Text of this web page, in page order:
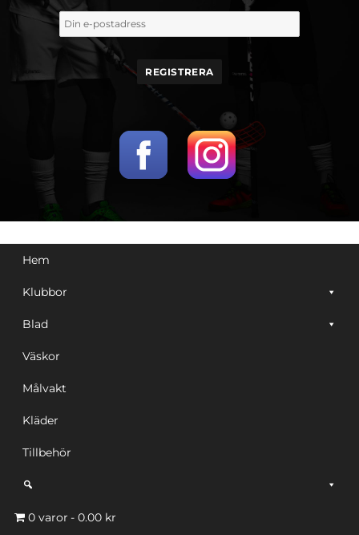
Hem
Klubbor
Blad
Väskor
Målvakt
Kläder
Tillbehör
0 varor 0.00 kr